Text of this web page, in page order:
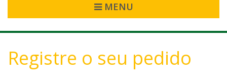
MENU
Registre o seu pedido